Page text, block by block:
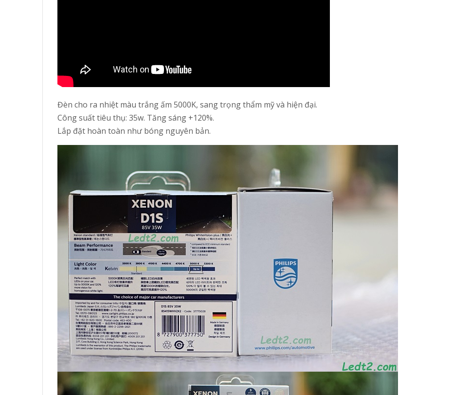
Đèn cho ra nhiệt màu trắng ấm 5000K, sang trọng thẩm mỹ và hiện đại.
Công suất tiêu thụ: 35w. Tăng sáng +120%.
Lắp đặt hoàn toàn như bóng nguyên bản.